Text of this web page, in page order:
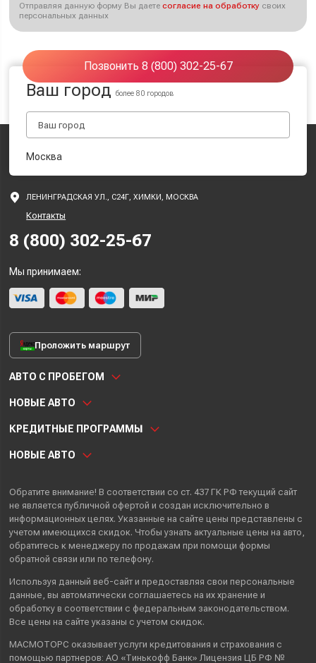
Отправляя данную форму Вы даетесогласие на обработку своих
персональных данных
Позвонить 8 (800) 302-25-67
Ваш городболее 80 городов
Москва
ЛЕНИНГРАДСКАЯ УЛ., С24Г, ХИМКИ, МОСКВА
Контакты
8 (800) 302-25-67
Мы принимаем:
Проложить маршрут
АВТО С ПРОБЕГОМ
НОВЫЕ АВТО
КРЕДИТНЫЕ ПРОГРАММЫ
НОВЫЕ АВТО
Обратите внимание! В соответствии со ст. 437 ГК РФ текущий сайт
не является публичной офертой и создан исключительно в
информационных целях. Указанные на сайте цены представлены с
учетом имеющихся скидок. Чтобы узнать актуальные цены на авто,
обратитесь к менеджеру по продажам при помощи формы
обратной связи или по телефону.
Используя данный веб-сайт и предоставляя свои персональные
данные , вы автоматически соглашаетесь на их хранение и
обработку в соответствии с федеральным законодательством.
Все цены на сайте указаны с учетом скидок.
МАСМОТОРС оказывает услуги кредитования и страхования с
помощью партнеров: АО «Тинькофф Банк» Лицензия ЦБ РФ №